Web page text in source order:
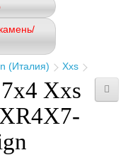
(Италия) Xxs
Xxs